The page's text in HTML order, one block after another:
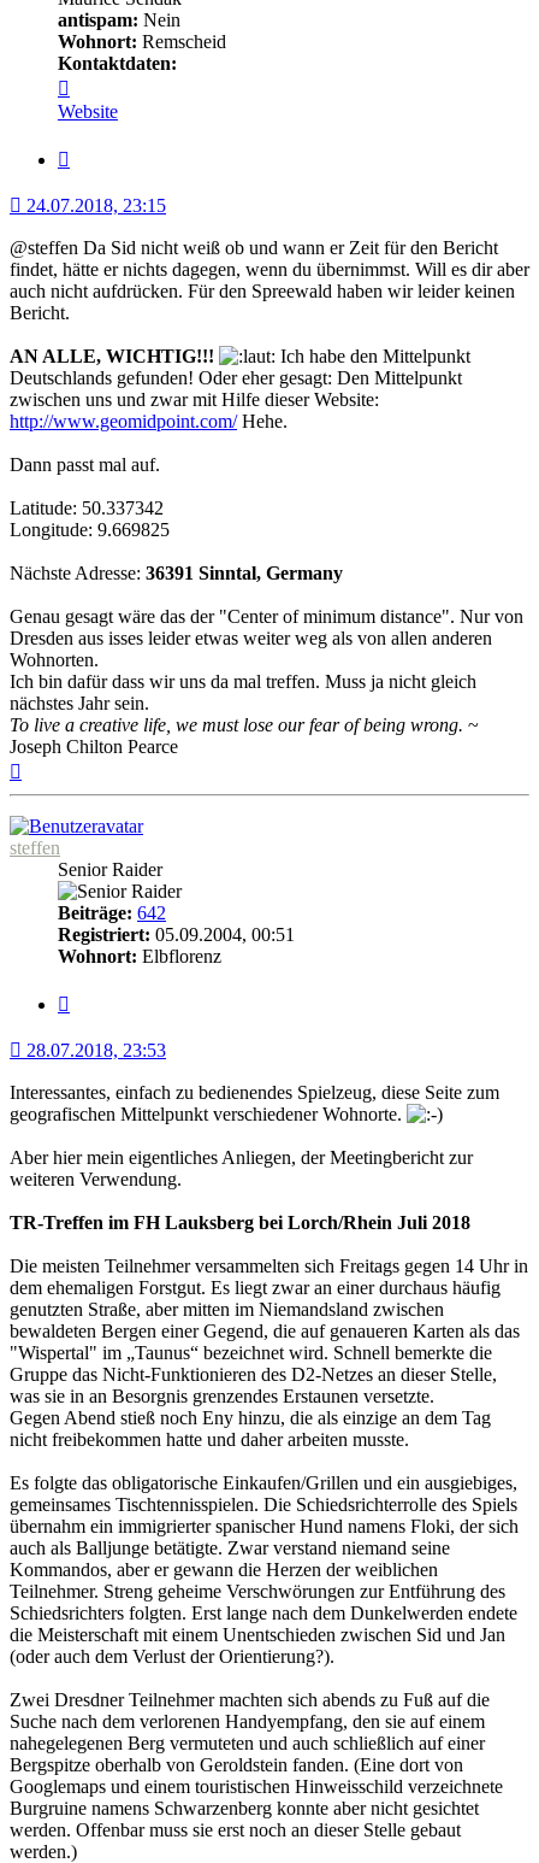
antispam: Nein
Wohnort: Remscheid
Kontaktdaten:
von
Minerva
Website
24.07.2018, 23:15
@steffen Da Sid nicht weiß ob und wann er Zeit für den Bericht
findet, hätte er nichts dagegen, wenn du übernimmst. Will es dir aber
auch nicht aufdrücken. Für den Spreewald haben wir leider keinen
Bericht.
AN ALLE, WICHTIG!!!
Ich habe den Mittelpunkt
Deutschlands gefunden! Oder eher gesagt: Den Mittelpunkt
zwischen uns und zwar mit Hilfe dieser Website:
http://www.geomidpoint.com/Hehe.
Dann passt mal auf.
Latitude: 50.337342
Longitude: 9.669825
Nächste Adresse: 36391 Sinntal, Germany
Genau gesagt wäre das der "Center of minimum distance". Nur von
Dresden aus isses leider etwas weiter weg als von allen anderen
Wohnorten.
Ich bin dafür dass wir uns da mal treffen. Muss ja nicht gleich
nächstes Jahr sein.
To live a creative life, we must lose our fear of being wrong. ~
Joseph Chilton Pearce
steffen
Senior Raider
Beiträge: 642
Registriert: 05.09.2004, 00:51
Wohnort: Elbflorenz
28.07.2018, 23:53
Interessantes, einfach zu bedienendes Spielzeug, diese Seite zum
geografischen Mittelpunkt verschiedener Wohnorte.
Aber hier mein eigentliches Anliegen, der Meetingbericht zur
weiteren Verwendung.
TR-Treffen im FH Lauksberg bei Lorch/Rhein Juli 2018
Die meisten Teilnehmer versammelten sich Freitags gegen 14 Uhr in
dem ehemaligen Forstgut. Es liegt zwar an einer durchaus häufig
genutzten Straße, aber mitten im Niemandsland zwischen
bewaldeten Bergen einer Gegend, die auf genaueren Karten als das
"Wispertal" im „Taunus“ bezeichnet wird. Schnell bemerkte die
Gruppe das Nicht-Funktionieren des D2-Netzes an dieser Stelle,
was sie in an Besorgnis grenzendes Erstaunen versetzte.
Gegen Abend stieß noch Eny hinzu, die als einzige an dem Tag
nicht freibekommen hatte und daher arbeiten musste.
Es folgte das obligatorische Einkaufen/Grillen und ein ausgiebiges,
gemeinsames Tischtennisspielen. Die Schiedsrichterrolle des Spiels
übernahm ein immigrierter spanischer Hund namens Floki, der sich
auch als Balljunge betätigte. Zwar verstand niemand seine
Kommandos, aber er gewann die Herzen der weiblichen
Teilnehmer. Streng geheime Verschwörungen zur Entführung des
Schiedsrichters folgten. Erst lange nach dem Dunkelwerden endete
die Meisterschaft mit einem Unentschieden zwischen Sid und Jan
(oder auch dem Verlust der Orientierung?).
Zwei Dresdner Teilnehmer machten sich abends zu Fuß auf die
Suche nach dem verlorenen Handyempfang, den sie auf einem
nahegelegenen Berg vermuteten und auch schließlich auf einer
Bergspitze oberhalb von Geroldstein fanden. (Eine dort von
Googlemaps und einem touristischen Hinweisschild verzeichnete
Burgruine namens Schwarzenberg konnte aber nicht gesichtet
werden. Offenbar muss sie erst noch an dieser Stelle gebaut
werden.)